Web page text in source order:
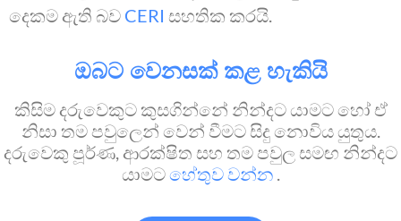
දෙකම ඇති බව CERI සහතික කරයි.
ඔබට වෙනසක් කළ හැකියි
කිසිම දරුවෙකුට කුසගින්නේ නින්දට යාමට හෝ ඒ
නිසා තම පවුලෙන් වෙන් වීමට සිදු නොවිය යුතුය.
දරුවෙකු පූර්ණ, ආරක්ෂිත සහ තම පවුල සමඟ නින්දට
යාමටහේතුව වන්න.